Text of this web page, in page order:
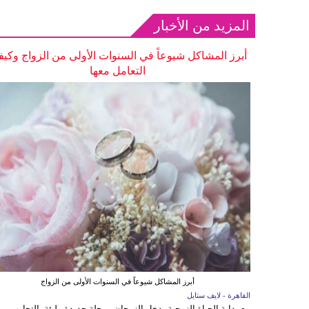
المزيد من الأخبار
أبرز المشاكل شيوعاً في السنوات الأولى من الزواج
التعامل معها
أبرز المشاكل شيوعاً في السنوات الأولى من الزواج
القاهرة - لايف ستايل